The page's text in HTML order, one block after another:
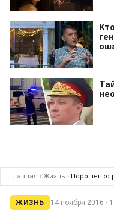
Главная › Жизнь › Порошенко
ЖИЗНЬ 14 ноября 2016 ·